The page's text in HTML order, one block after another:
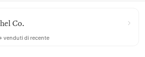
Co.
venduti di recente